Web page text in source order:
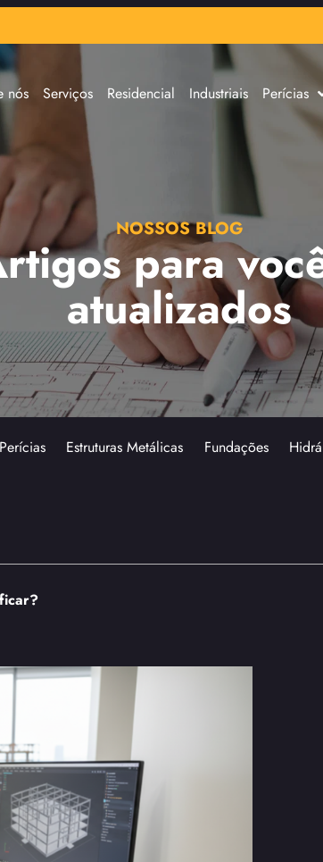
nós Serviços Residencial Industriais Perícias
NOSSOS BLOG
para
atualizados
Estruturas Metálicas Fundações